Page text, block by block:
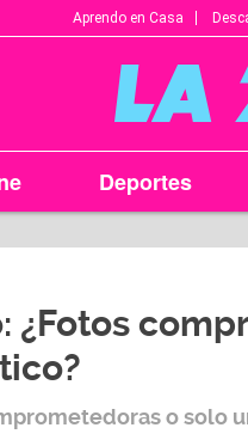
Aprendo en Casa
Deportes
¿Fotos
o solo